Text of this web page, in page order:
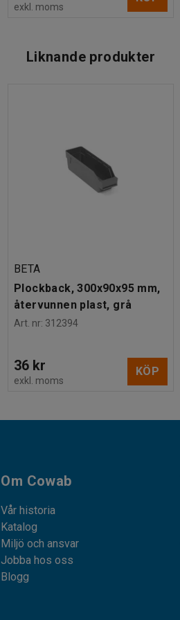
exkl. moms
Liknande produkter
BETA
Plockback, 300x90x95 mm,
återvunnen plast, grå
Art. nr: 312394
36 kr
exkl. moms
KÖP
Om Cowab
Vår historia
Katalog
Miljö och ansvar
Jobba hos oss
Blogg